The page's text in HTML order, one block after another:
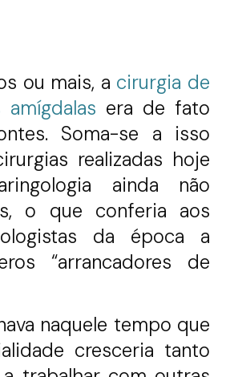
ou mais, a cirurgia de
era de fato
Soma-se a isso
realizadas hoje
ainda não
o que conferia aos
da época a
“arrancadores de
naquele tempo que
cresceria tanto